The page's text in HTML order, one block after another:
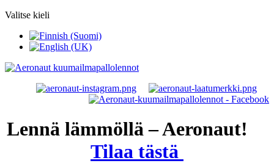
Valitse kieli
Lennä lämmöllä – Aeronaut!
Tilaa tästä